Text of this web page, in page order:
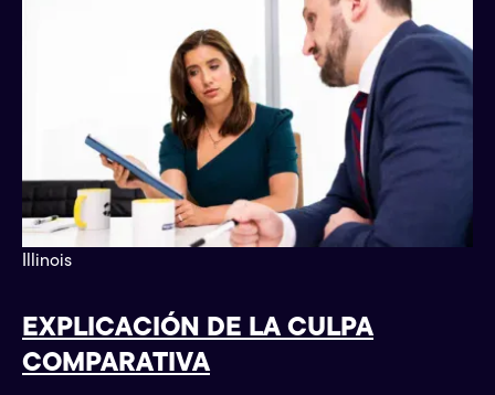
Illinois
EXPLICACIÓN DE LA CULPA
COMPARATIVA